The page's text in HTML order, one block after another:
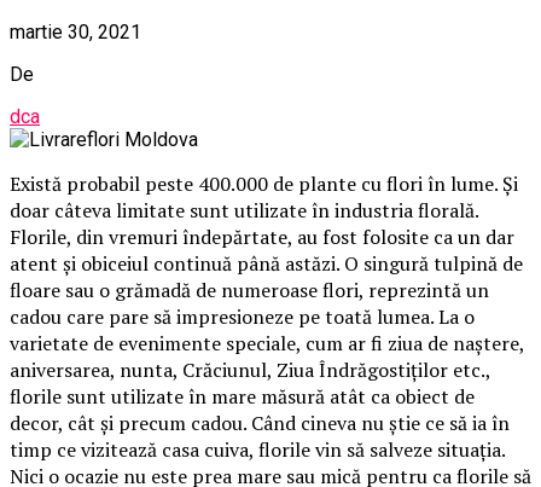
martie 30, 2021
De
dca
Există probabil peste 400.000 de plante cu flori în lume. Și
doar câteva limitate sunt utilizate în industria florală.
Florile, din vremuri îndepărtate, au fost folosite ca un dar
atent și obiceiul continuă până astăzi. O singură tulpină de
floare sau o grămadă de numeroase flori, reprezintă un
cadou care pare să impresioneze pe toată lumea. La o
varietate de evenimente speciale, cum ar fi ziua de naștere,
aniversarea, nunta, Crăciunul, Ziua Îndrăgostiților etc.,
florile sunt utilizate în mare măsură atât ca obiect de
decor, cât și precum cadou. Când cineva nu știe ce să ia în
timp ce vizitează casa cuiva, florile vin să salveze situația.
Nici o ocazie nu este prea mare sau mică pentru ca florile să